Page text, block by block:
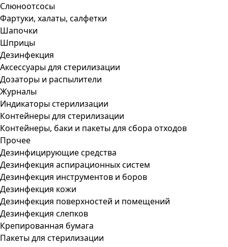
Слюноотсосы
Фартуки, халаты, салфетки
Шапочки
Шприцы
Дезинфекция
Аксессуары для стерилизации
Дозаторы и распылители
Журналы
Индикаторы стерилизации
Контейнеры для стерилизации
Контейнеры, баки и пакеты для сбора отходов
Прочее
Дезинфицирующие средства
Дезинфекция аспирационных систем
Дезинфекция инструментов и боров
Дезинфекция кожи
Дезинфекция поверхностей и помещений
Дезинфекция слепков
Крепированная бумага
Пакеты для стерилизации